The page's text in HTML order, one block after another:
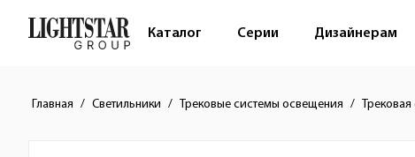
Каталог Серии Дизайнерам
Главная Светильники Трековые системы освещения Трековая